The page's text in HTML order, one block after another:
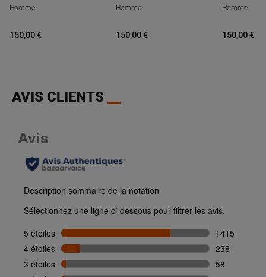
Homme
150,00 €
Homme
150,00 €
Homme
150,00 €
AVIS CLIENTS